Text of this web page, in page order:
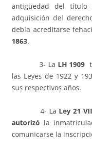
antigüedad del
adquisición del
debía acreditarse
1863.
3- La LH 1909
las Leyes de 1922 y
sus respectivos años.
4- La Ley 21
autorizó la
comunicarse la